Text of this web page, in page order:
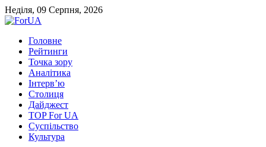
Неділя, 09 Серпня, 2026
Головне
Рейтинги
Точка зору
Аналітика
Інтерв’ю
Столиця
Дайджест
TOP For UA
Суспiльство
Культура